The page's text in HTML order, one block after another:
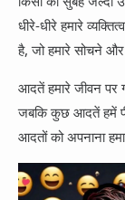
धीरे-धीरे हमारे
है, जो हमारे सोचने
आदतें हमारे जीवन पर
जबकि कुछ आदतें हमें
आदतों को अपनाना